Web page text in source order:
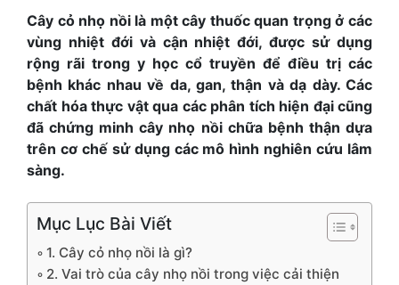
Cây cỏ nhọ nồi là một cây thuốc quan trọng ở các
vùng nhiệt đới và cận nhiệt đới, được sử dụng
rộng rãi trong y học cổ truyền để điều trị các
bệnh khác nhau về da, gan, thận và dạ dày. Các
chất hóa thực vật qua các phân tích hiện đại cũng
đã chứng minh cây nhọ nồi chữa bệnh thận dựa
trên cơ chế sử dụng các mô hình nghiên cứu lâm
sàng.
Mục Lục Bài Viết
1. Cây cỏ nhọ nồi là gì?
2. Vai trò của cây nhọ nồi trong việc cải thiện